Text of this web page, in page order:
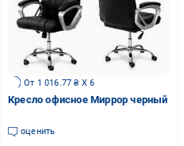
От 1 016.77 ₴ X 6
Кресло офисное Миррор черный
оценить